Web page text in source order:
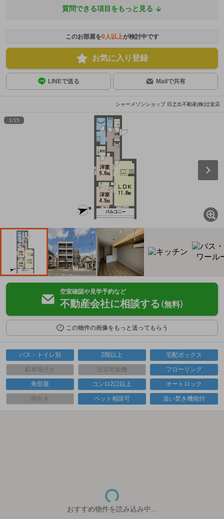
質問できる項目をもっと見る
このお部屋を0人以上が検討中です
お気に入り登録
LINEで送る Mailで共有
シャーメゾンショップ 日之出不動産(株)辻堂店
1/15
空室確認や見学予約など
不動産会社に相談する （無料）
この物件の画像をもっと送ってもらう
バス・トイレ別 2階以上 宅配ボックス
駐車場付き 浴室乾燥機 フローリング
角部屋 コンロ2口以上 オートロック
南向き ペット相談可 追い焚き機能付
おすすめ物件を読み込み中...